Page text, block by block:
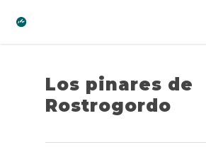
Los pinares de
Rostrogordo